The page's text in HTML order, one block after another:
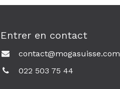
Entrer en contact
contact@mogasuisse.com​
022 503 75 44